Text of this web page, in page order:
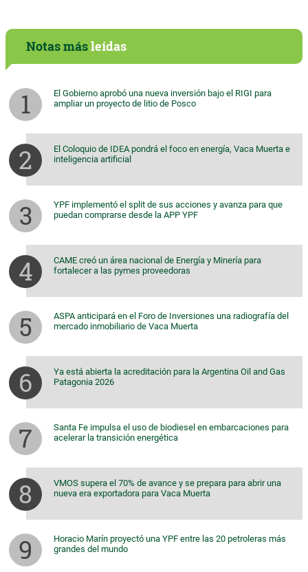
Notas másleídas
El Gobierno aprobó una nueva inversión bajo el RIGI para
ampliar un proyecto de litio de Posco
El Coloquio de IDEA pondrá el foco en energía, Vaca Muerta e
inteligencia artificial
YPF implementó el split de sus acciones y avanza para que
puedan comprarse desde la APP YPF
CAME creó un área nacional de Energía y Minería para
fortalecer a las pymes proveedoras
ASPA anticipará en el Foro de Inversiones una radiografía del
mercado inmobiliario de Vaca Muerta
Ya está abierta la acreditación para la Argentina Oil and Gas
Patagonia 2026
Santa Fe impulsa el uso de biodiesel en embarcaciones para
acelerar la transición energética
VMOS supera el 70% de avance y se prepara para abrir una
nueva era exportadora para Vaca Muerta
Horacio Marín proyectó una YPF entre las 20 petroleras más
grandes del mundo